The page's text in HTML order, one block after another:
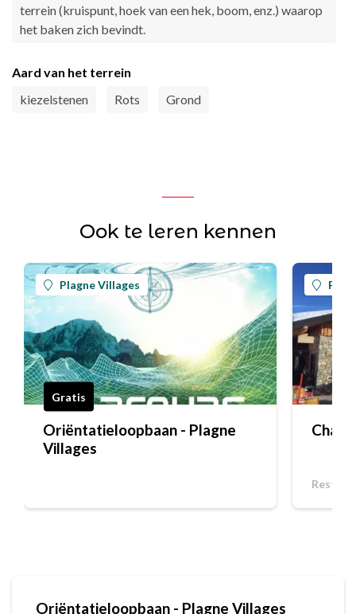
terrein (kruispunt, hoek van een hek, boom, enz.) waarop
het baken zich bevindt.
Aard van het terrein
kiezelstenen
Rots Grond
Ook te leren kennen
Plagne Villages
Gratis
Oriëntatieloopbaan - Plagne
Villages
Oriëntatieloopbaan - Plagne Villages